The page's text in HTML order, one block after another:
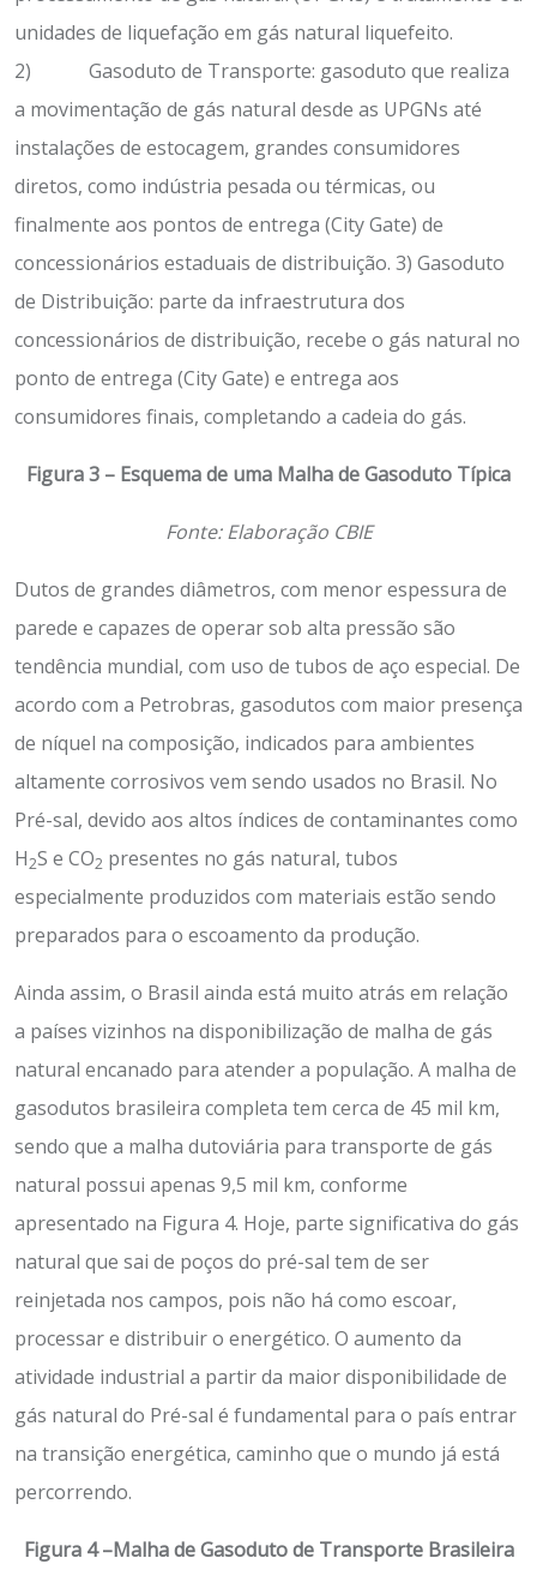
unidades de liquefação em gás natural liquefeito.
2) Gasoduto de Transporte: gasoduto que realiza
a movimentação de gás natural desde as UPGNs até
instalações de estocagem, grandes consumidores
diretos, como indústria pesada ou térmicas, ou
finalmente aos pontos de entrega (City Gate) de
concessionários estaduais de distribuição. 3) Gasoduto
de Distribuição: parte da infraestrutura dos
concessionários de distribuição, recebe o gás natural no
ponto de entrega (City Gate) e entrega aos
consumidores finais, completando a cadeia do gás.
Figura 3 – Esquema de uma Malha de Gasoduto Típica
Fonte: Elaboração CBIE
Dutos de grandes diâmetros, com menor espessura de
parede e capazes de operar sob alta pressão são
tendência mundial, com uso de tubos de aço especial. De
acordo com a Petrobras, gasodutos com maior presença
de níquel na composição, indicados para ambientes
altamente corrosivos vem sendo usados no Brasil. No
Pré-sal, devido aos altos índices de contaminantes como
H2S e CO2 presentes no gás natural, tubos
especialmente produzidos com materiais estão sendo
preparados para o escoamento da produção.
Ainda assim, o Brasil ainda está muito atrás em relação
a países vizinhos na disponibilização de malha de gás
natural encanado para atender a população. A malha de
gasodutos brasileira completa tem cerca de 45 mil km,
sendo que a malha dutoviária para transporte de gás
natural possui apenas 9,5 mil km, conforme
apresentado na Figura 4. Hoje, parte significativa do gás
natural que sai de poços do pré-sal tem de ser
reinjetada nos campos, pois não há como escoar,
processar e distribuir o energético. O aumento da
atividade industrial a partir da maior disponibilidade de
gás natural do Pré-sal é fundamental para o país entrar
na transição energética, caminho que o mundo já está
percorrendo.
Figura 4 –Malha de Gasoduto de Transporte Brasileira